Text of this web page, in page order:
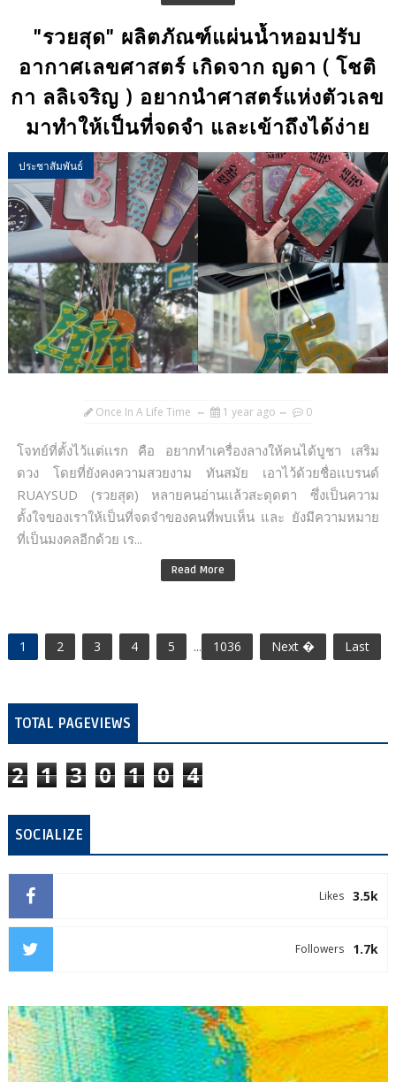
"รวยสุด" ผลิตภัณฑ์แผ่นน้ำหอมปรับ
อากาศเลขศาสตร์ เกิดจาก ญดา ( โชติ
กา ลลิเจริญ ) อยากนำศาสตร์แห่งตัวเลข
มาทำให้เป็นที่จดจำ และเข้าถึงได้ง่าย
ประชาสัมพันธ์
Once In A Life Time 1 year ago 0
โจทย์ที่ตั้งไว้แต่เเรก คือ อยากทำเครื่องลางให้คนได้บูชา เสริม
ดวง โดยที่ยังคงความสวยงาม ทันสมัย เอาไว้ด้วยชื่อเเบรนด์
RUAYSUD (รวยสุด) หลายคนอ่านเเล้วสะดุดตา ซึ่งเป็นความ
ตั้งใจของเราให้เป็นที่จดจำของคนที่พบเห็น และ ยังมีความหมาย
ที่เป็นมงคลอีกด้วย เร...
Read More
1 2 3 4 5 ... 1036 Next � Last
TOTAL PAGEVIEWS
2 1 3 0 1 0 4
SOCIALIZE
3.5k
Likes
1.7k
Followers